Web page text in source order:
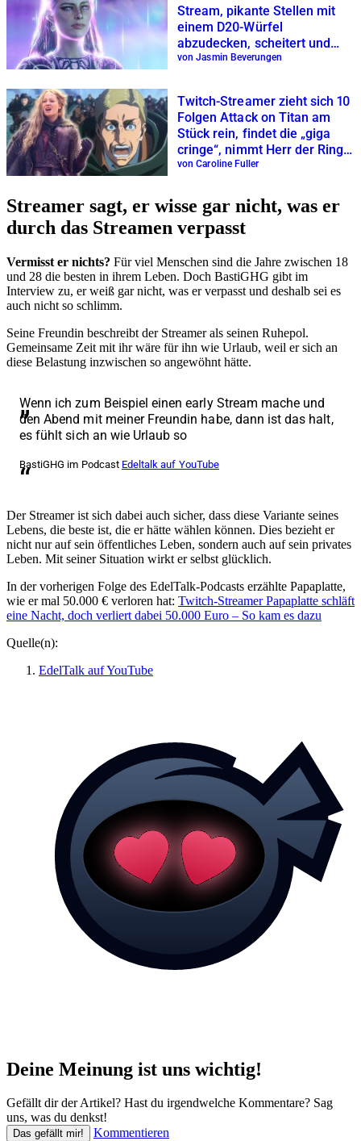
Stream, pikante Stellen mit
einem D20-Würfel
abzudecken, scheitert und
wird gebannt
von Jasmin Beverungen
Twitch-Streamer zieht sich 10
Folgen Attack on Titan am
Stück rein, findet die „giga
cringe“, nimmt Herr der Ringe
als Vergleich
von Caroline Fuller
Streamer sagt, er wisse gar nicht, was er
durch das Streamen verpasst
Vermisst er nichts? Für viel Menschen sind die Jahre zwischen 18
und 28 die besten in ihrem Leben. Doch BastiGHG gibt im
Interview zu, er weiß gar nicht, was er verpasst und deshalb sei es
auch nicht so schlimm.
Seine Freundin beschreibt der Streamer als seinen Ruhepol.
Gemeinsame Zeit mit ihr wäre für ihn wie Urlaub, weil er sich an
diese Belastung inzwischen so angewöhnt hätte.
Wenn ich zum Beispiel einen early Stream mache und
den Abend mit meiner Freundin habe, dann ist das halt,
es fühlt sich an wie Urlaub so
BastiGHG im Podcast Edeltalk auf YouTube
Der Streamer ist sich dabei auch sicher, dass diese Variante seines
Lebens, die beste ist, die er hätte wählen können. Dies bezieht er
nicht nur auf sein öffentliches Leben, sondern auch auf sein privates
Leben. Mit seiner Situation wirkt er selbst glücklich.
In der vorherigen Folge des EdelTalk-Podcasts erzählte Papaplatte,
wie er mal 50.000 € verloren hat: Twitch-Streamer Papaplatte schläft
eine Nacht, doch verliert dabei 50.000 Euro – So kam es dazu
Quelle(n):
EdelTalk auf YouTube
Deine Meinung ist uns wichtig!
Gefällt dir der Artikel? Hast du irgendwelche Kommentare? Sag
uns, was du denkst!
Das gefällt mir! Kommentieren